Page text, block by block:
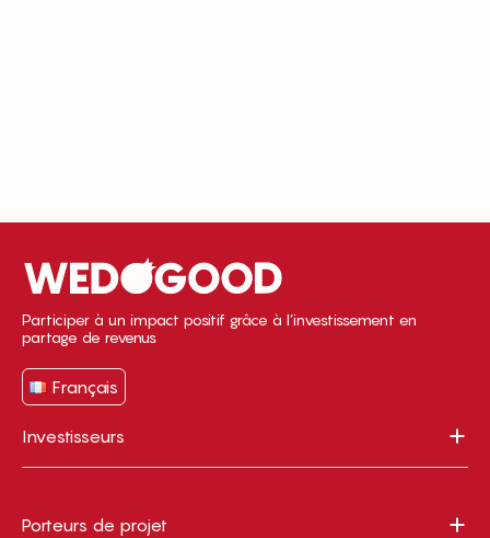
Participer à un impact positif grâce à l’investissement en
partage de revenus
Français
Investisseurs
Porteurs de projet